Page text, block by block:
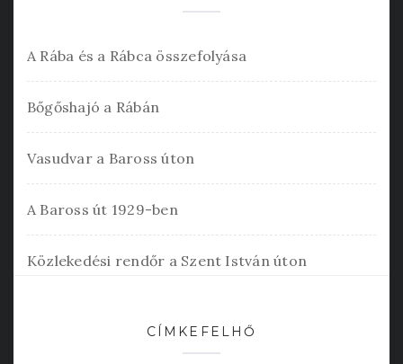
A Rába és a Rábca összefolyása
Bőgőshajó a Rábán
Vasudvar a Baross úton
A Baross út 1929-ben
Közlekedési rendőr a Szent István úton
CÍMKEFELHŐ